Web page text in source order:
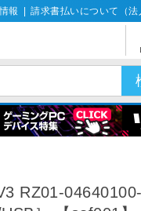
報 請求書払いについて（法
RZ01-04640100-